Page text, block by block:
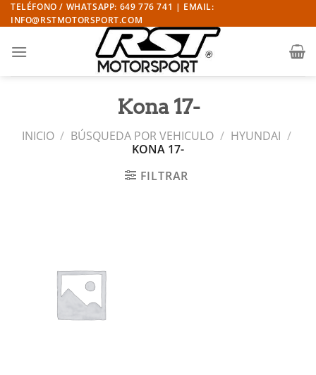
Saltar
al
TELÉFONO / WHATSAPP: 649 776 741 | EMAIL:
INFO@RSTMOTORSPORT.COM
Kona 17-
INICIO / BÚSQUEDA POR VEHICULO / HYUNDAI /
KONA 17-
FILTRAR